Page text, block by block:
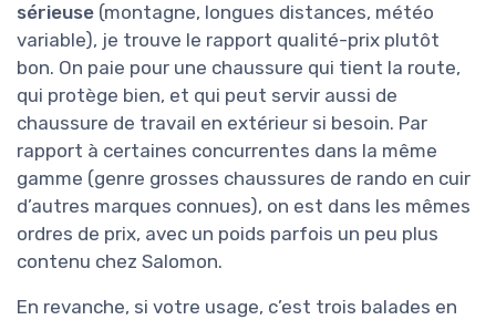
sérieuse (montagne, longues distances, météo
variable), je trouve le rapport qualité-prix plutôt
bon. On paie pour une chaussure qui tient la route,
qui protège bien, et qui peut servir aussi de
chaussure de travail en extérieur si besoin. Par
rapport à certaines concurrentes dans la même
gamme (genre grosses chaussures de rando en cuir
d’autres marques connues), on est dans les mêmes
ordres de prix, avec un poids parfois un peu plus
contenu chez Salomon.
En revanche, si votre usage, c’est trois balades en